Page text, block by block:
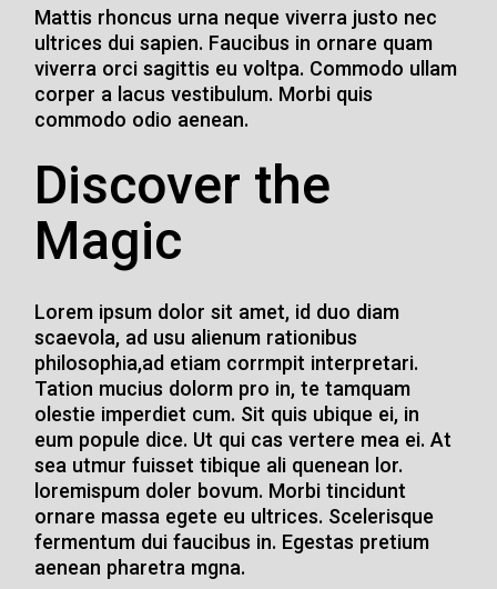
Mattis rhoncus urna neque viverra justo nec
ultrices dui sapien. Faucibus in ornare quam
viverra orci sagittis eu voltpa. Commodo ullam
corper a lacus vestibulum. Morbi quis
commodo odio aenean.
Discover the
Magic
Lorem ipsum dolor sit amet, id duo diam
scaevola, ad usu alienum rationibus
philosophia,ad etiam corrmpit interpretari.
Tation mucius dolorm pro in, te tamquam
olestie imperdiet cum. Sit quis ubique ei, in
eum popule dice. Ut qui cas vertere mea ei. At
sea utmur fuisset tibique ali quenean lor.
loremispum doler bovum. Morbi tincidunt
ornare massa egete eu ultrices. Scelerisque
fermentum dui faucibus in. Egestas pretium
aenean pharetra mgna.